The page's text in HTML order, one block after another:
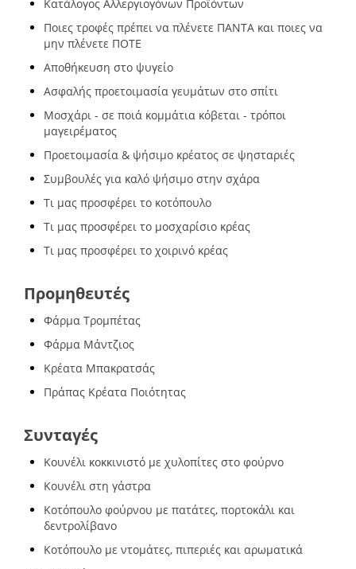
Κατάλογος Αλλεργιογόνων Προϊόντων
Ποιες τροφές πρέπει να πλένετε ΠΑΝΤΑ και ποιες να
μην πλένετε ΠΟΤΕ
Αποθήκευση στο ψυγείο
Ασφαλής προετοιμασία γευμάτων στο σπίτι
Μοσχάρι - σε ποιά κομμάτια κόβεται - τρόποι
μαγειρέματος
Προετοιμασία & ψήσιμο κρέατος σε ψησταριές
Συμβουλές για καλό ψήσιμο στην σχάρα
Τι μας προσφέρει το κοτόπουλο
Τι μας προσφέρει το μοσχαρίσιο κρέας
Τι μας προσφέρει το χοιρινό κρέας
Προμηθευτές
Φάρμα Τρομπέτας
Φάρμα Μάντζιος
Κρέατα Μπακρατσάς
Πράπας Κρέατα Ποιότητας
Συνταγές
Κουνέλι κοκκινιστό με χυλοπίτες στο φούρνο
Κουνέλι στη γάστρα
Κοτόπουλο φούρνου με πατάτες, πορτοκάλι και
δεντρολίβανο
Κοτόπουλο με ντομάτες, πιπεριές και αρωματικά